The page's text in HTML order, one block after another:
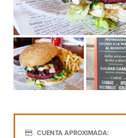
CUENTA APROXIMADA: